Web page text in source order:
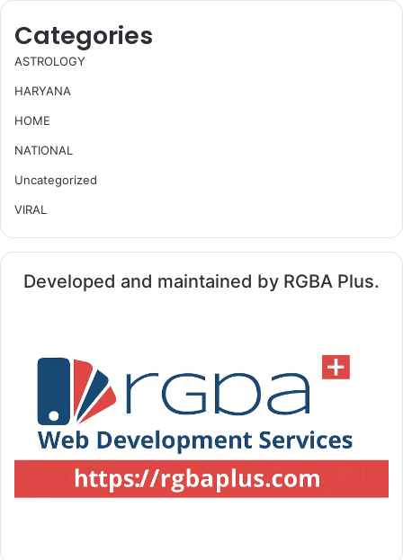
Categories
ASTROLOGY
HARYANA
HOME
NATIONAL
Uncategorized
VIRAL
Developed and maintained by RGBA Plus.